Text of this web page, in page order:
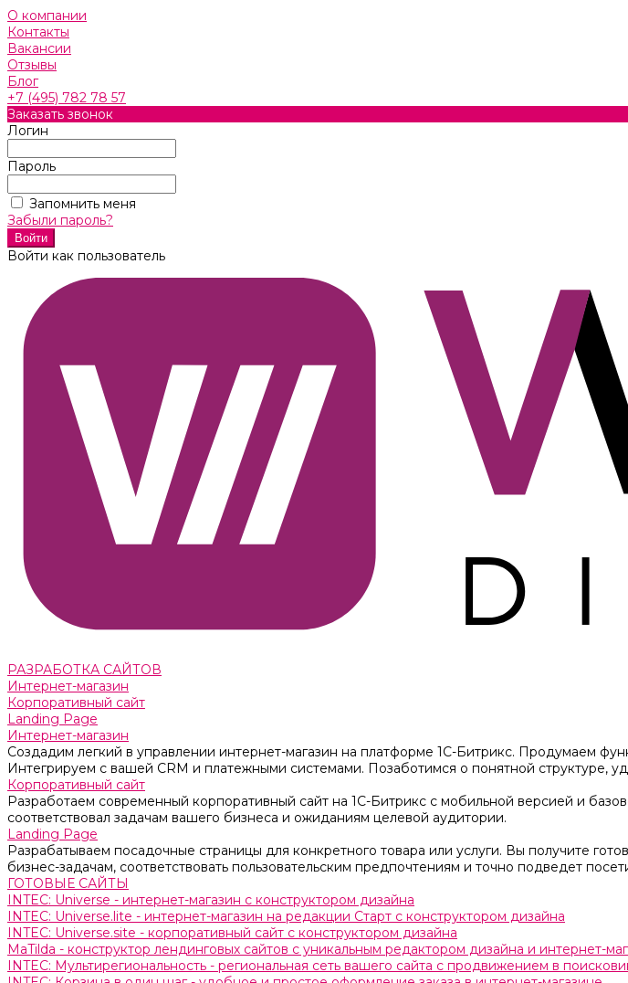
О компании
Контакты
Вакансии
Отзывы
Блог
+7 (495) 782 78 57
Заказать звонок
Логин
Пароль
Запомнить меня
Забыли пароль?
Войти как пользователь
РАЗРАБОТКА САЙТОВ
Интернет-магазин
Корпоративный сайт
Landing Page
Интернет-магазин
Создадим легкий в управлении интернет-магазин на платформе 1С-Битрикс. Продумаем
Интегрируем с вашей CRM и платежными системами. Позаботимся о понятной структуре,
Корпоративный сайт
Разработаем современный корпоративный сайт на 1С-Битрикс с мобильной версией и
соответствовал задачам вашего бизнеса и ожиданиям целевой аудитории.
Landing Page
Разрабатываем посадочные страницы для конкретного товара или услуги. Вы получите
бизнес-задачам, соответствовать пользовательским предпочтениям и точно подведет
ГОТОВЫЕ САЙТЫ
INTEC: Universe - интернет-магазин с конструктором дизайна
INTEC: Universe.lite - интернет-магазин на редакции Старт с конструктором дизайна
INTEC: Universe.site - корпоративный сайт с конструктором дизайна
MaTilda - конструктор лендинговых сайтов с уникальным редактором дизайна и интернет-
INTEC: Мультирегиональность - региональная сеть вашего сайта с продвижением в